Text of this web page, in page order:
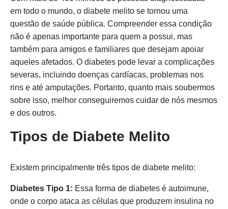
em todo o mundo, o diabete melito se tornou uma
questão de saúde pública. Compreender essa condição
não é apenas importante para quem a possui, mas
também para amigos e familiares que desejam apoiar
aqueles afetados. O diabetes pode levar a complicações
severas, incluindo doenças cardíacas, problemas nos
rins e até amputações. Portanto, quanto mais soubermos
sobre isso, melhor conseguiremos cuidar de nós mesmos
e dos outros.
Tipos de Diabete Melito
Existem principalmente três tipos de diabete melito:
Diabetes Tipo 1: Essa forma de diabetes é autoimune,
onde o corpo ataca as células que produzem insulina no